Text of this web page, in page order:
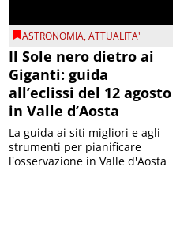
ASTRONOMIA,ATTUALITA'
Il Sole nero dietro ai
Giganti: guida
all’eclissi del 12 agosto
in Valle d’Aosta
La guida ai siti migliori e agli
strumenti per pianificare
l'osservazione in Valle d'Aosta